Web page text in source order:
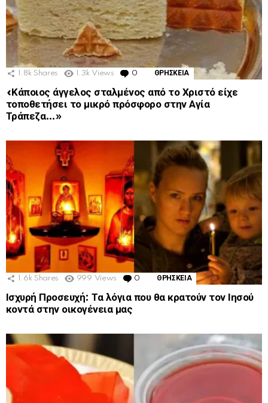
1.8k Shares 1.3k Views 0 Comments
ΘΡΗΣΚΕΙΑ
«Κάποιος άγγελος σταλμένος από το Χριστό είχε
τοποθετήσει το μικρό πρόσφορο στην Αγία
Τράπεζα…»
1.6k Shares 999 Views 0 Comments
ΘΡΗΣΚΕΙΑ
Ισχυρή Προσευχή: Τα λόγια που θα κρατούν τον Ιησού
κοντά στην οικογένεια μας